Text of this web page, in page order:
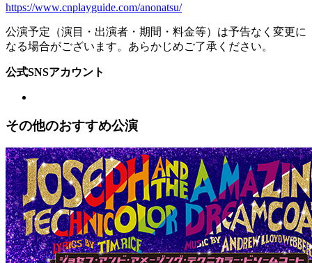
https://www.cnplayguide.com/anonatsu/
公演予定（演目・出演者・期間・料金等）は予告なく変更に
なる場合がございます。あらかじめご了承ください。
公式SNSアカウント
その他のおすすめ公演